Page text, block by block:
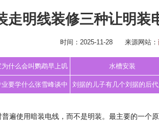
走明线装修三种让明装
时间：2025-11-28 来源网站：
为什么会叫鹦鹉早上叽
叽咋咋被吵
水槽安装
要学什么张雪峰谈中 刘据的儿子有几个刘据的后
普遍使用暗装电线，而不是明装。最主要的一个